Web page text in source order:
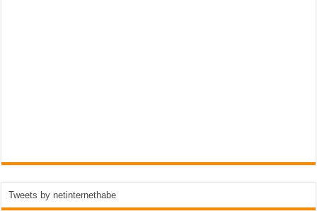
Tweets by netinternethabe